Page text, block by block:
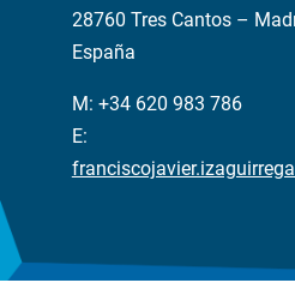
28760 Tres Cantos –
España
M: +34 620 983 786
E: